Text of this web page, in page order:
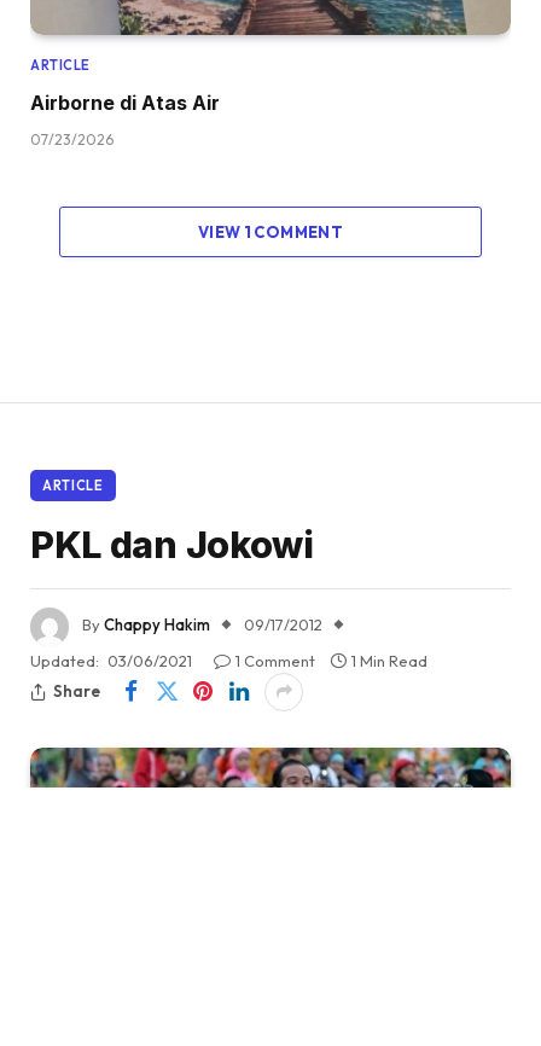
ARTICLE
Airborne di Atas Air
07/23/2026
VIEW 1 COMMENT
ARTICLE
PKL dan Jokowi
ByChappy Hakim
09/17/2012
Updated: 03/06/2021 1 Comment
1 Min Read
Share